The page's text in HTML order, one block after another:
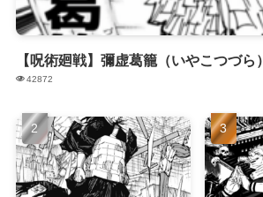
【呪術廻戦】彌虚葛籠（いやこつづら）
42872